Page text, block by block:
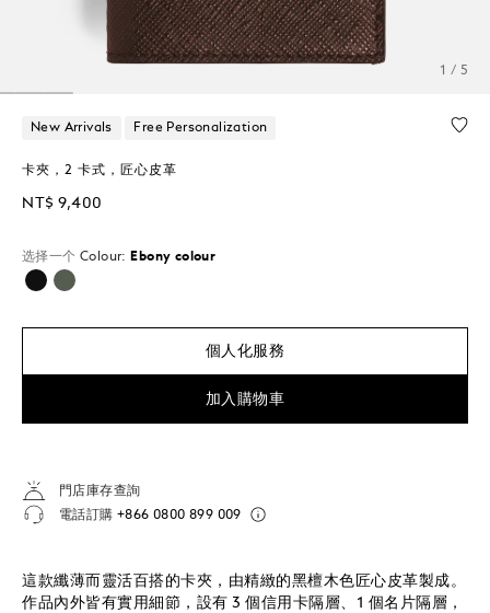
1 / 5
New Arrivals Free Personalization
卡夾，2 卡式，匠心皮革
NT$ 9,400
选择一个 Colour: Ebony colour
已選擇
個人化服務
加入購物車
門店庫存查詢
電話訂購 +866 0800 899 009
這款纖薄而靈活百搭的卡夾，由精緻的黑檀木色匠心皮革製成。
作品內外皆有實用細節，設有 3 個信用卡隔層、1 個名片隔層，